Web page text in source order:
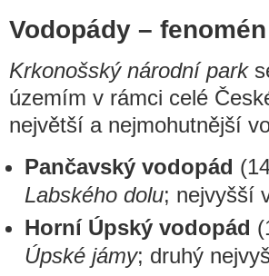
Vodopády –
Krkonošský národní park
územím v rámci celé
největší a nejmohutnější
Pančavský vodopád
Labského dolu; nejvyšší
Horní Úpský vodopád
Úpské jámy; druhý